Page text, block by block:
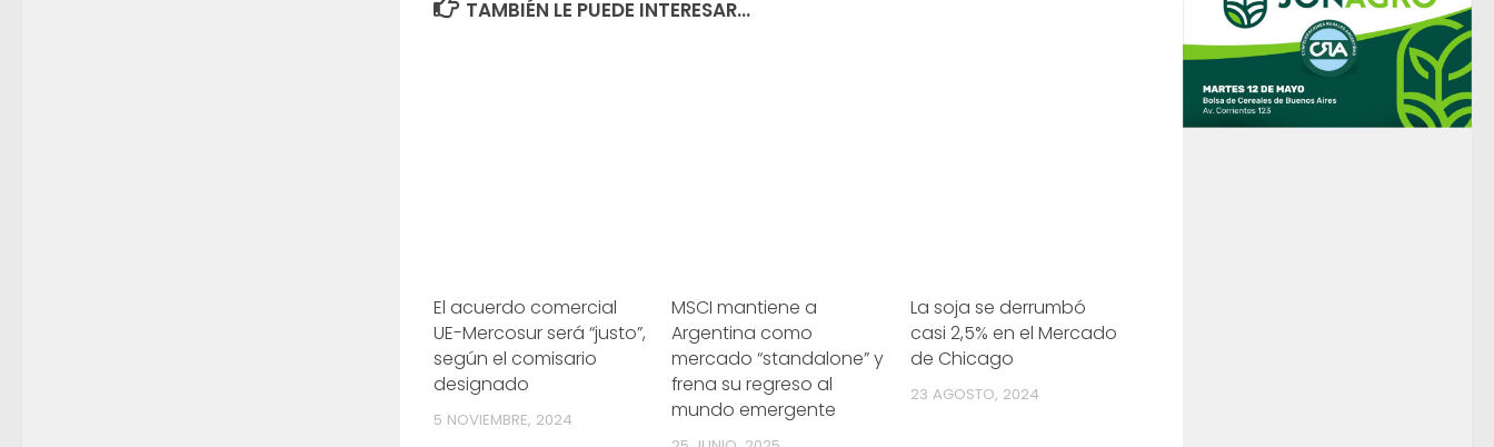
TAMBIÉN LE PUEDE INTERESAR...
El acuerdo comercial
UE-Mercosur será “justo”,
según el comisario
designado
5 NOVIEMBRE, 2024
MSCI mantiene a
Argentina como
mercado “standalone” y
frena su regreso al
mundo emergente
La soja se derrumbó
casi 2,5% en el Mercado
de Chicago
23 AGOSTO, 2024